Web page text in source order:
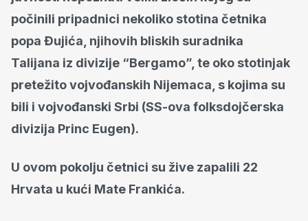
počinili pripadnici nekoliko stotina četnika
popa Đujića, njihovih bliskih suradnika
Talijana iz divizije “Bergamo”, te oko stotinjak
pretežito vojvođanskih Nijemaca, s kojima su
bili i vojvođanski Srbi (SS-ova folksdojčerska
divizija Princ Eugen).
U ovom pokolju četnici su žive zapalili 22
Hrvata u kući Mate Frankića.